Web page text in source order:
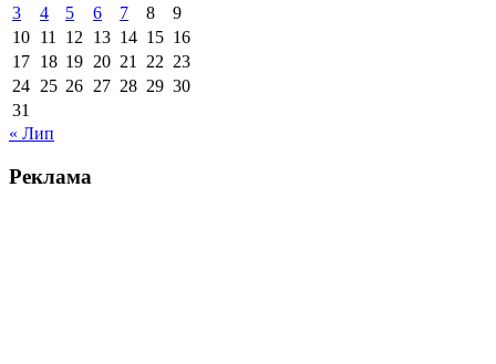
3
4 5 6 7 8
9
10 11 12 13 14 15 16
17 18 19 20 21 22 23
24 25 26 27 28 29 30
31
« Лип
Реклама